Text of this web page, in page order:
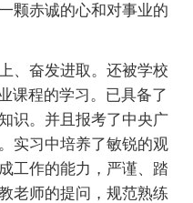
颗赤诚的心和对事业的
、奋发进取。还被学校
课程的学习。已具备了
识。并且报考了中央广
实习中培养了敏锐的观
工作的能力，严谨、踏
老师的提问，规范熟练